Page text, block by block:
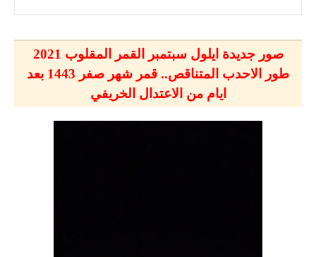
صور جديدة ايلول سبتمبر القمر المقلوب 2021
طور الاحدب المتناقص.. قمر شهر صفر 1443 بعد
ايام من الاعتدال الخريفي